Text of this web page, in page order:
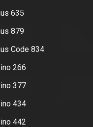
635
879
Code 834
266
377
434
442